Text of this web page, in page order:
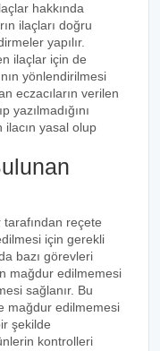
hakkında
ilaçları doğru
yapılır.
ilaçlar için de
yönlendirilmesi
eczacıların verilen
yazılmadığını
ilacın yasal olup
tarafından reçete
için gerekli
bazı görevleri
mağdur edilmemesi
sağlanır. Bu
mağdur edilmemesi
şekilde
kontrolleri